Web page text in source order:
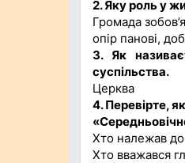
2. Яку роль у
Громада
опір панові,
3. Як
суспільства.
Церква
4. Перевірте,
Хто належав
Хто вважався